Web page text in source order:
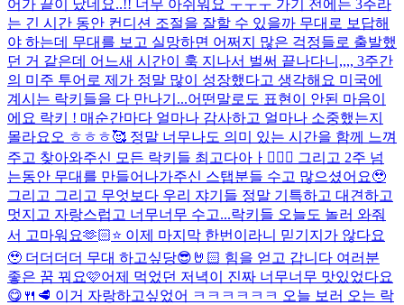
어가 끝이 났네요..!! 너무 아쉬워요 ㅜㅜㅜ 가기 전에는 3주라
는 긴 시간 동안 컨디션 조절을 잘할 수 있을까 무대로 보답해
야 하는데 무대를 보고 실망하면 어쩌지 많은 걱정들로 출발했
던 거 같은데 어느새 시간이 훅 지나서 벌써 끝나다니,,,, 3주간
의 미주 투어로 제가 정말 많이 성장했다고 생각해요 미국에
계시는 락키들을 다 만나기...어떤말로도 표현이 안된 마음이
에요 락키 ! 매순간마다 얼마나 감사하고 얼마나 소중했는지
몰라요오 ㅎㅎㅎ🥰 정말 너무나도 의미 있는 시간을 함께 느껴
주고 찾아와주신 모든 락키들 최고다아ㅏ👍🏻✨ 그리고 2주 넘
는동안 무대를 만들어나가주신 스탭분들 수고 많으셨어요🥹
그리고 그리고 무엇보다 우리 쟈기들 정말 기특하고 대견하고
멋지고 자랑스럽고 너무너무 수고...락키들 오늘도 놀러 와줘
서 고마워요🫶🏻⭐️ 이제 마지막 한번이라니 믿기지가 않다요
🥹 더더더더 무대 하고싶당😎🤘🏻 힘을 얻고 갑니다 여러분
좋은 꿈 꿔요🩷어제 먹었던 저녁이 진짜 너무너무 맛있었다요
😋🍴🥩 이거 자랑하고싶었어 ㅋㅋㅋㅋㅋㅋ 오늘 보러 오는 락